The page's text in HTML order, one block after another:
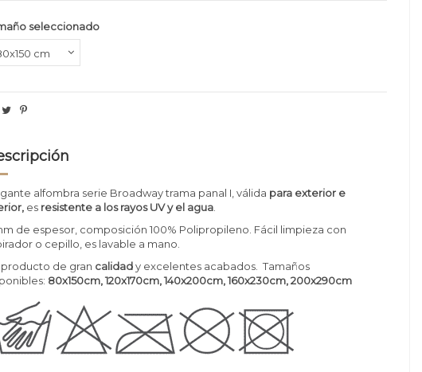
seleccionado
alfombra serie Broadway trama panal I, válida para exterior e
es resistente a los rayos UV y el agua
de espesor, composición 100% Polipropileno. Fácil limpieza con
o cepillo, es lavable a mano.
producto de gran calidady excelentes acabados. Tamaños
80x150cm, 120x170cm, 140x200cm, 160x230cm, 200x290cm